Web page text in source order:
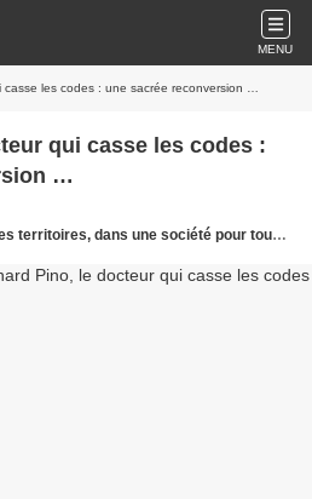
MENU
les codes : une sacrée reconversion …
qui casse les codes :
…
dans une société pour tous les âges